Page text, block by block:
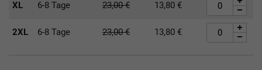
XL 6-8 Tage 23,00€ 13,80 €
2XL 6-8 Tage 23,00€ 13,80 €